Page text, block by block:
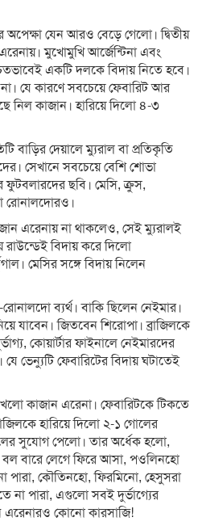
অপেক্ষা যেন আরও বেড়ে গেলো। দ্বিতীয়
মুখোমুখি আর্জেন্টিনা এবং
একটি দলকে বিদায় নিতে হবে।
যে কারণে সবচেয়ে ফেবারিট আর
নিল কাজান। হারিয়ে দিলো ৪-৩
বাড়ির দেয়ালে ম্যুরাল বা প্রতিকৃতি
সেখানে সবচেয়ে বেশি শোভা
ফুটবলারদের ছবি। মেসি, ক্রুস,
রোনালদোরও।
এরেনায় না থাকলেও, সেই ম্যুরালই
রাউন্ডেই বিদায় করে দিলো
মেসির সঙ্গে বিদায় নিলেন
ব্যর্থ। বাকি ছিলেন নেইমার।
যাবেন। জিতবেন শিরোপা। ব্রাজিলকে
কোয়ার্টার ফাইনালে নেইমারদের
ভেন্যুটি ফেবারিটের বিদায় ঘটাতেই
কাজান এরেনা। ফেবারিটকে টিকতে
হারিয়ে দিলো ২-১ গোলের
সুযোগ পেলো। তার অর্ধেক হলো,
বারে লেগে ফিরে আসা, পওলিনহো
পারা, কৌতিনহো, ফিরমিনো, হেসুসরা
না পারা, এগুলো সবই দুর্ভাগ্যের
কোনো কারসাজি!